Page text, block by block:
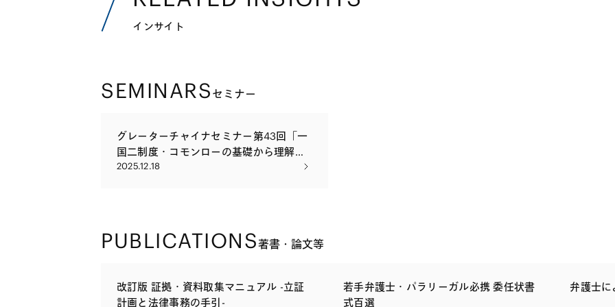
インサイト
SEMINARS セミナー
グレーターチャイナセミナー第43回「一
国二制度・コモンローの基礎から理解す
る－香港法の全体像と企業実務」
2025.12.18
PUBLICATIONS著書・論文等
改訂版 証拠・資料取集マニュアル -立証
計画と法律事務の手引-
若手弁護士・パラリーガル必携 委任状書
式百選
弁護士に